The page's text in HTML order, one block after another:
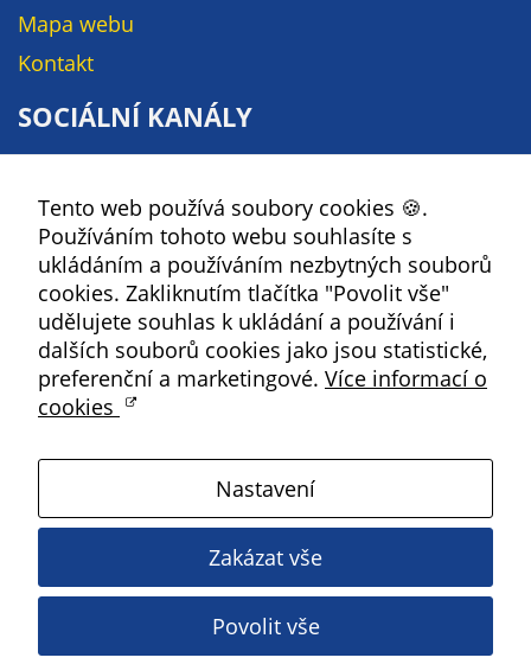
Mapa webu
Kontakt
SOCIÁLNÍ KANÁLY
YouTube
Instagram
RSS
Kbely
Satalice
2026 Úřad městské části Praha 19
Tento web používá soubory cookies 🍪.
Používáním tohoto webu souhlasíte s
ukládáním a používáním nezbytných souborů
cookies. Zakliknutím tlačítka "Povolit vše"
udělujete souhlas k ukládání a používání i
dalších souborů cookies jako jsou statistické,
preferenční a marketingové. Více informací o
cookies
Nastavení
Zakázat vše
Povolit vše